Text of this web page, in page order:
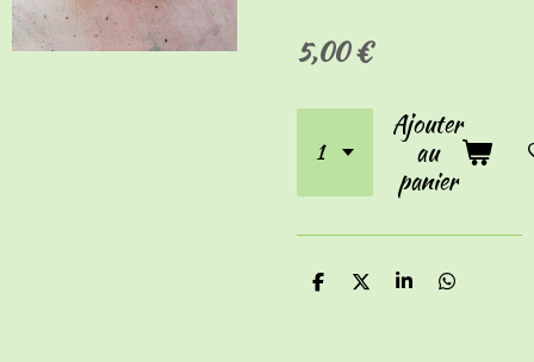
5,00 €
Ajouter
au
panier
P
P
P
P